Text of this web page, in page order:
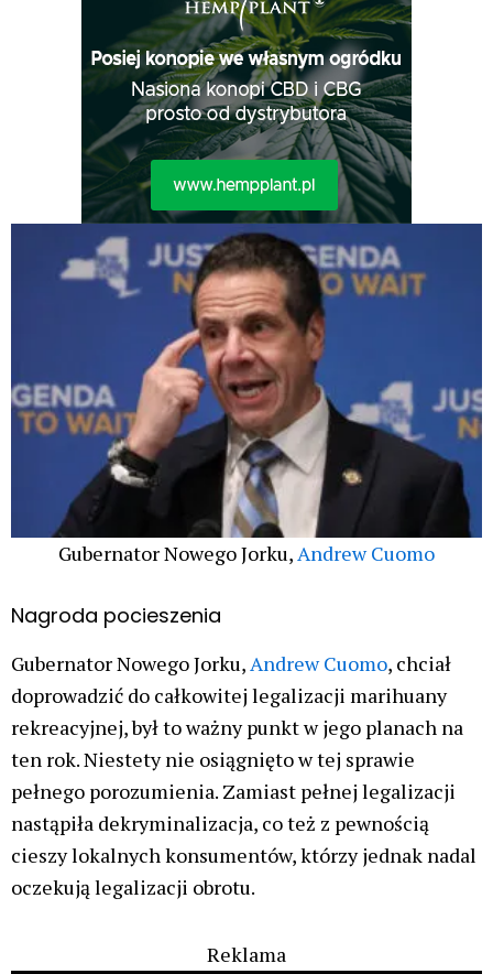
Gubernator Nowego Jorku, Andrew Cuomo
Nagroda pocieszenia
Gubernator Nowego Jorku,Andrew Cuomo, chciał
doprowadzić do całkowitej legalizacji marihuany
rekreacyjnej, był to ważny punkt w jego planach na
ten rok. Niestety nie osiągnięto w tej sprawie
pełnego porozumienia. Zamiast pełnej legalizacji
nastąpiła dekryminalizacja, co też z pewnością
cieszy lokalnych konsumentów, którzy jednak nadal
oczekują legalizacji obrotu.
Reklama